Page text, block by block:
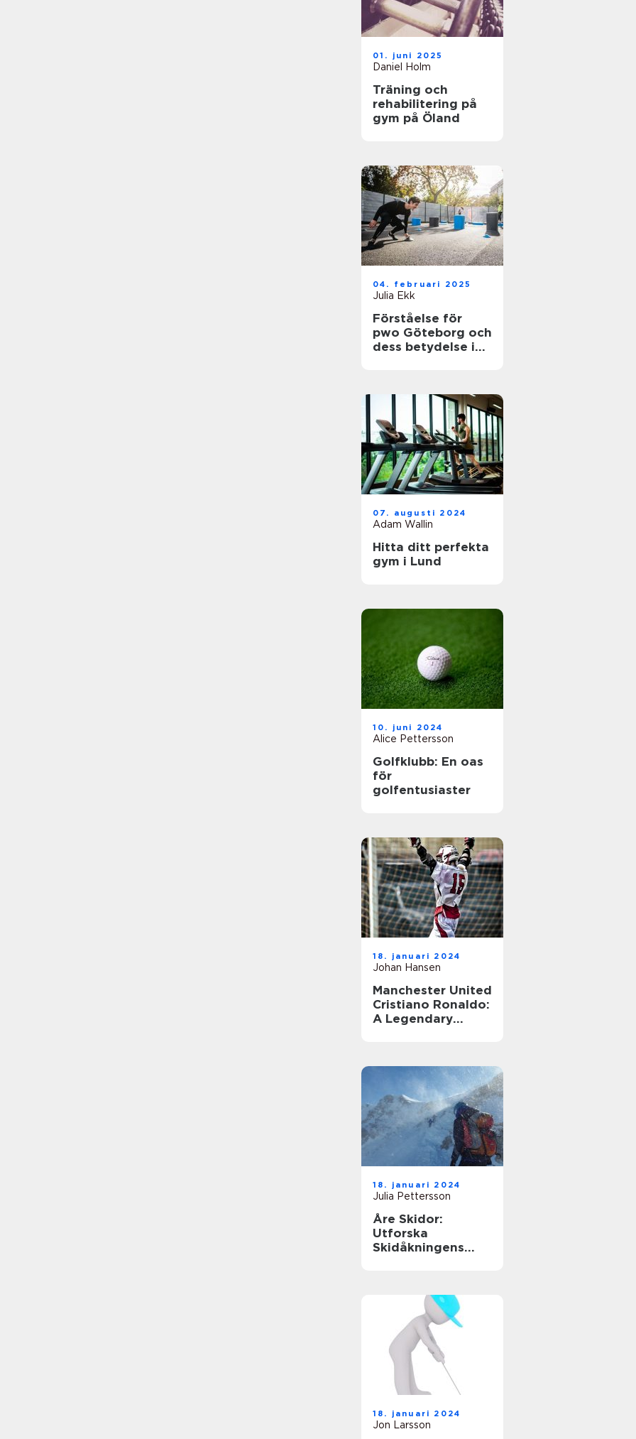
01. juni 2025
Daniel Holm
Träning och
rehabilitering på
gym på Öland
04. februari 2025
Julia Ekk
Förståelse för
pwo Göteborg och
dess betydelse i
07. augusti 2024
Adam Wallin
Hitta ditt perfekta
gym i Lund
10. juni 2024
Alice Pettersson
Golfklubb: En oas
för
golfentusiaster
18. januari 2024
Johan Hansen
Manchester United
Cristiano Ronaldo:
A Legendary
18. januari 2024
Julia Pettersson
Åre Skidor:
Utforska
Skidåkningens
18. januari 2024
Jon Larsson